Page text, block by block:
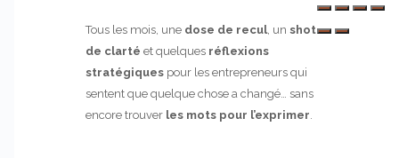
Tous les mois, une dose de recul, un shot
de clarté et quelques réflexions
stratégiques pour les entrepreneurs qui
sentent que quelque chose a changé… sans
encore trouver les mots pour l’exprimer